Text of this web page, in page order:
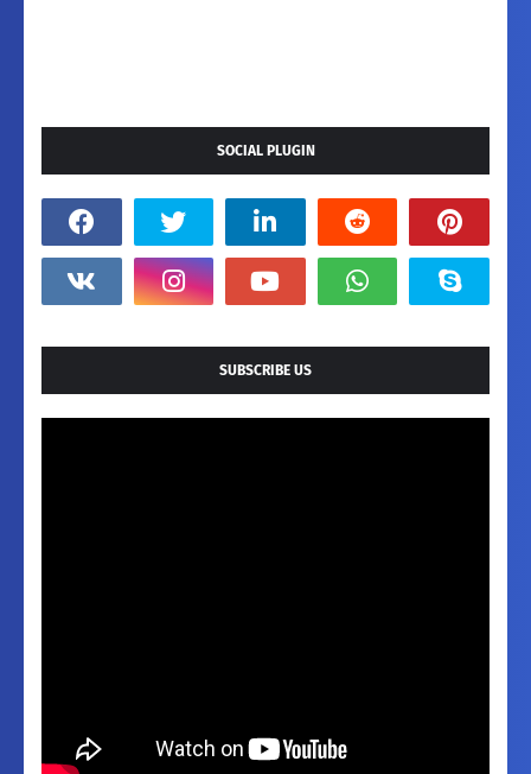
SOCIAL PLUGIN
SUBSCRIBE US